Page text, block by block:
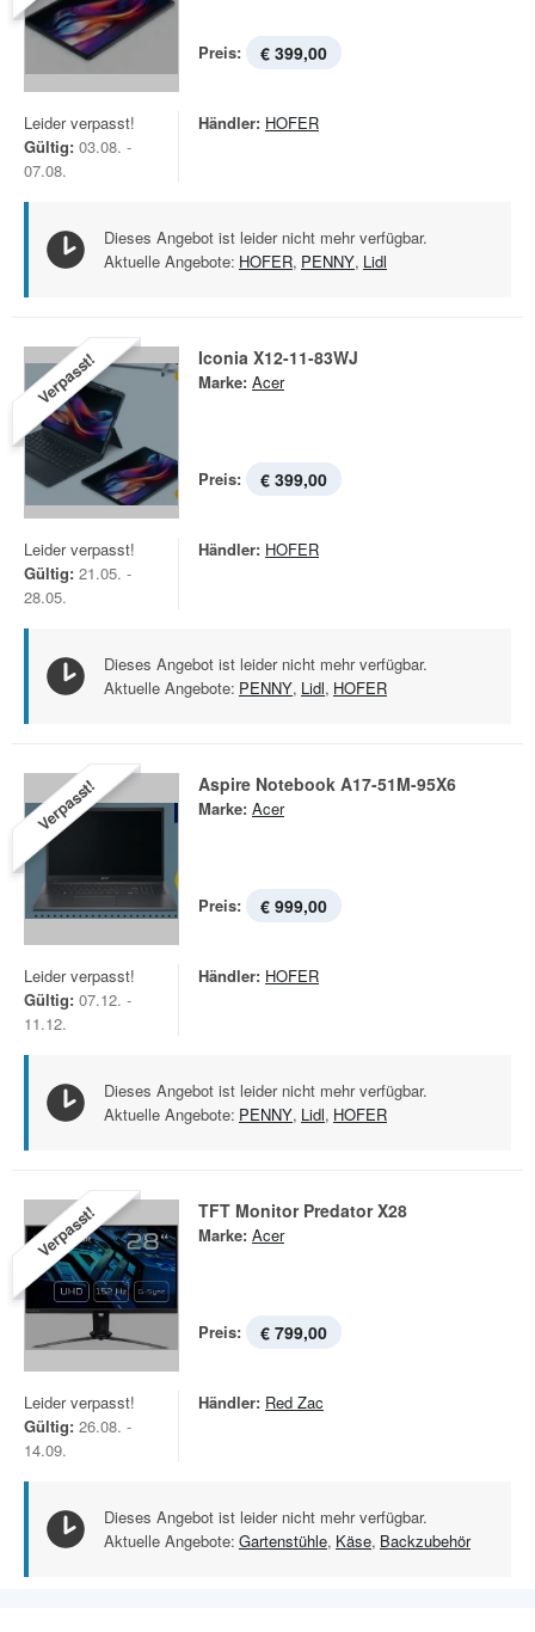
Preis: € 399,00
Leider verpasst!
Gültig: 03.08. -
07.08.
Händler: HOFER
Dieses Angebot ist leider nicht mehr verfügbar.
Aktuelle Angebote: HOFER, PENNY, Lidl
Verpasst! Iconia X12-11-83WJ
Marke: Acer
Preis: € 399,00
Leider verpasst!
Gültig: 21.05. -
28.05.
Händler: HOFER
Dieses Angebot ist leider nicht mehr verfügbar.
Aktuelle Angebote: PENNY, Lidl, HOFER
Verpasst! Aspire Notebook A17-51M-95X6
Marke: Acer
Preis: € 999,00
Leider verpasst!
Gültig: 07.12. -
11.12.
Händler: HOFER
Dieses Angebot ist leider nicht mehr verfügbar.
Aktuelle Angebote: PENNY, Lidl, HOFER
Verpasst! TFT Monitor Predator X28
Marke: Acer
Preis: € 799,00
Leider verpasst!
Gültig: 26.08. -
14.09.
Händler: Red Zac
Dieses Angebot ist leider nicht mehr verfügbar.
Aktuelle Angebote: Gartenstühle, Käse, Backzubehör